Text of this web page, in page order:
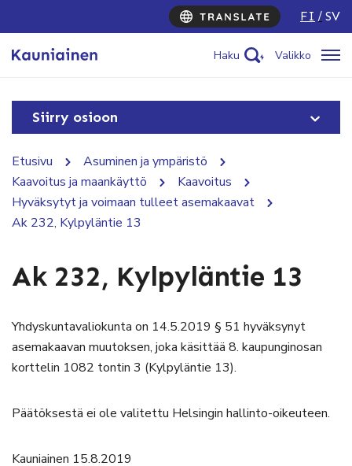
FI SV
Haku Valikko
Siirry osioon
Etusivu
Asuminen ja ympäristö
Kaavoitus ja maankäyttö
Kaavoitus
Hyväksytyt ja voimaan tulleet asemakaavat
Ak 232, Kylpyläntie 13
Ak 232, Kylpyläntie 13
Yhdyskuntavaliokunta on 14.5.2019 § 51 hyväksynyt
asemakaavan muutoksen, joka käsittää 8. kaupunginosan
korttelin 1082 tontin 3 (Kylpyläntie 13).
Päätöksestä ei ole valitettu Helsingin hallinto-oikeuteen.
Kauniainen 15.8.2019